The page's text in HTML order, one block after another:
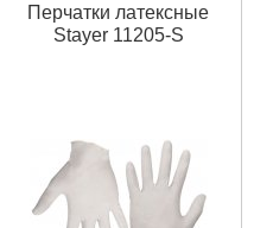
Перчатки латексные
Stayer 11205-S